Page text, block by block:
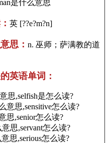
英 [??e?m?n]
思： n. 巫师；萨满教的道
英语单词：
,selfish是怎么读?
思,sensitive怎么读?
,senior怎么读?
思,servant怎么读?
思,serious怎么读?